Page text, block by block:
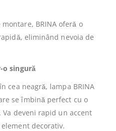
BRINA oferă o
eliminând nevoia de
o singură
cea neagră, lampa BRINA
se îmbină perfect cu o
deveni rapid un accent
decorativ.